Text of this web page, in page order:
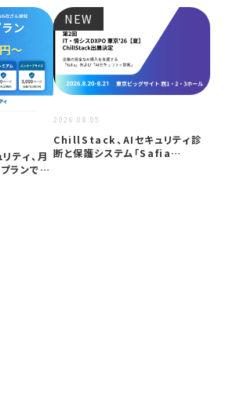
ティ、月
ランで…
NEW
2026.08.05
ChillStack、AIセキュリティ診
断と保護システム「Safia…